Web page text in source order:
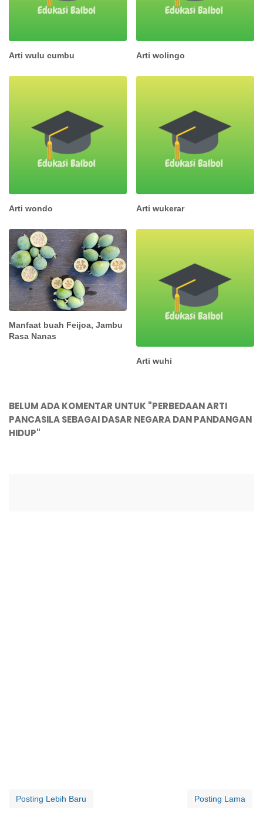
Arti wulu cumbu Arti wolingo
Arti wondo Arti wukerar
Manfaat buah Feijoa, Jambu
Rasa Nanas
Arti wuhi
BELUM ADA KOMENTAR UNTUK "PERBEDAAN ARTI
PANCASILA SEBAGAI DASAR NEGARA DAN PANDANGAN
HIDUP"
Posting Lebih Baru Posting Lama